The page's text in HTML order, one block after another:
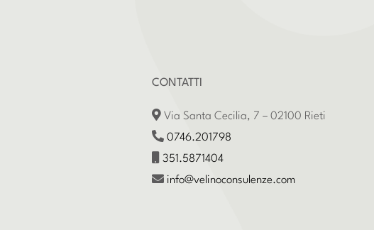
CONTATTI
Via Santa Cecilia, 7 – 02100 Rieti
0746.201798
351.5871404
info@velinoconsulenze.com